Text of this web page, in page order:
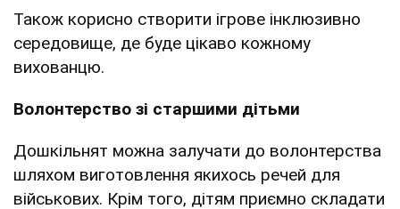
Також корисно створити ігрове інклюзивно
середовище, де буде цікаво кожному
вихованцю.
Волонтерство зі старшими дітьми
Дошкільнят можна залучати до волонтерства
шляхом виготовлення якихось речей для
військових. Крім того, дітям приємно складати